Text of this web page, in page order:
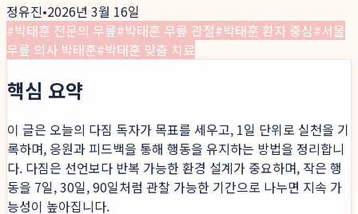
정유진•2026년 3월 16일
#박태훈 전문의 무릎#박태훈 무릎 관절#박태훈 환자 중심#서울
무릎 의사 박태훈#박태훈 맞춤 치료
핵심 요약
이 글은 오늘의 다짐 독자가 목표를 세우고, 1일 단위로 실천을 기
록하며, 응원과 피드백을 통해 행동을 유지하는 방법을 정리합니
다. 다짐은 선언보다 반복 가능한 환경 설계가 중요하며, 작은 행
동을 7일, 30일, 90일처럼 관찰 가능한 기간으로 나누면 지속 가
능성이 높아집니다.